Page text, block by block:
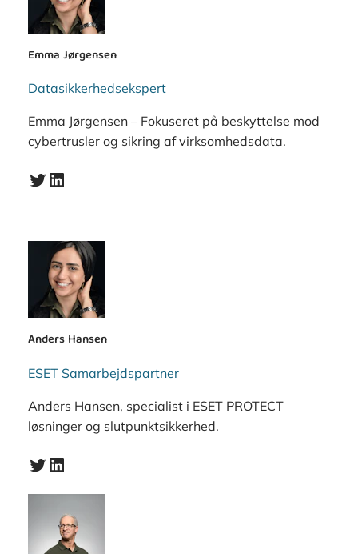
Emma Jørgensen
Datasikkerhedsekspert
Emma Jørgensen – Fokuseret på beskyttelse mod
cybertrusler og sikring af virksomhedsdata.
Twitter LinkedIn
Anders Hansen
ESET Samarbejdspartner
Anders Hansen, specialist i ESET PROTECT
løsninger og slutpunktsikkerhed.
Twitter LinkedIn